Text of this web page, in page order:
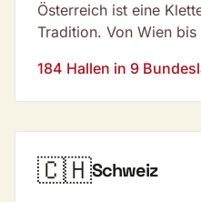
Österreich ist eine
Tradition. Von Wien
wie das Ötztal oder der
Klettergarten ideale
184 Hallen in 9
🇨🇭Schweiz